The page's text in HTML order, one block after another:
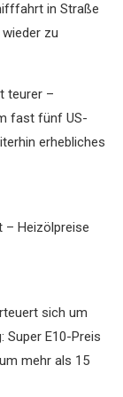
in Straße
zu
teurer –
fast fünf US-
erhebliches
– Heizölpreise
sich um
Super E10-Preis
mehr als 15